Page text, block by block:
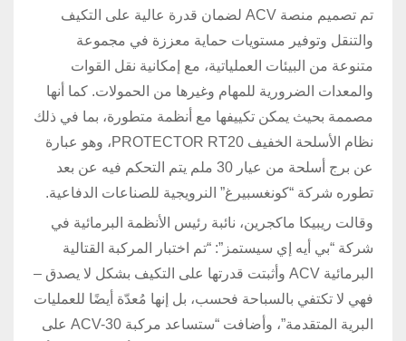
تم تصميم منصة ACV لضمان قدرة عالية على التكيف
والتنقل وتوفير مستويات حماية معززة في مجموعة
متنوعة من البيئات العملياتية، مع إمكانية نقل القوات
والمعدات الضرورية للمهام وغيرها من الحمولات. كما أنها
مصممة بحيث يمكن تكييفها مع أنظمة متطورة، بما في ذلك
نظام الأسلحة الخفيف PROTECTOR RT20، وهو عبارة
عن برج أسلحة من عيار 30 ملم يتم التحكم فيه عن بعد
تطوره شركة “كونغسبيرغ” النرويجية للصناعات الدفاعية.
وقالت ريبيكا ماكجرين، نائبة رئيس الأنظمة البرمائية في
شركة “بي أيه إي سيستمز”: “تم اختبار المركبة القتالية
البرمائية ACV وأثبتت قدرتها على التكيف بشكل لا يصدق –
فهي لا تكتفي بالسباحة فحسب، بل إنها مُعدّة أيضًا للعمليات
البرية المتقدمة”، وأضافت “ستساعد مركبة ACV-30 على